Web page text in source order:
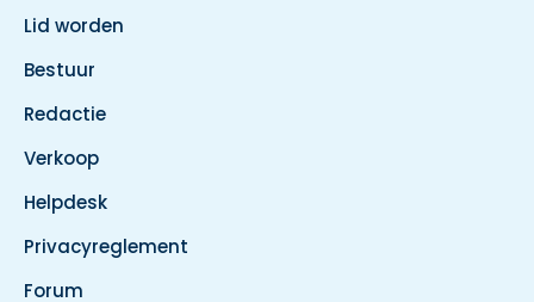
Lid worden
Bestuur
Redactie
Verkoop
Helpdesk
Privacyreglement
Forum